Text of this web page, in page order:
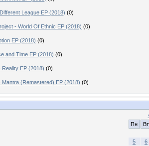
League EP (2018) (0)
- World Of Ethnic EP (2018) (0)
EP (2018) (0)
and Time EP (2018) (0)
EP (2018) (0)
Mantra (Remastered) EP (2018) (0)
Пн
Вт
5
6